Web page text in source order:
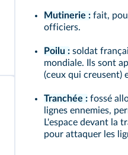
Mutinerie :fait,
officiers.
Poilu :soldat
mondiale. Ils sont
(ceux qui creusent)
Tranchée :fossé
lignes ennemies,
L'espace devant la
pour attaquer les